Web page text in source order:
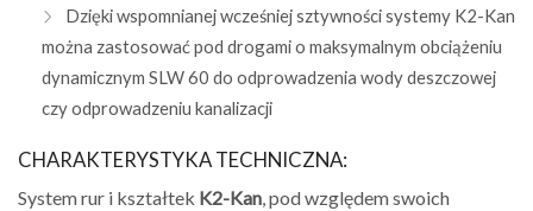
Dzięki wspomnianej wcześniej sztywności systemy K2-Kan
można zastosować pod drogami o maksymalnym obciążeniu
dynamicznym SLW 60 do odprowadzenia wody deszczowej
czy odprowadzeniu kanalizacji
CHARAKTERYSTYKA TECHNICZNA:
System rur i kształtek K2-Kan , pod względem swoich